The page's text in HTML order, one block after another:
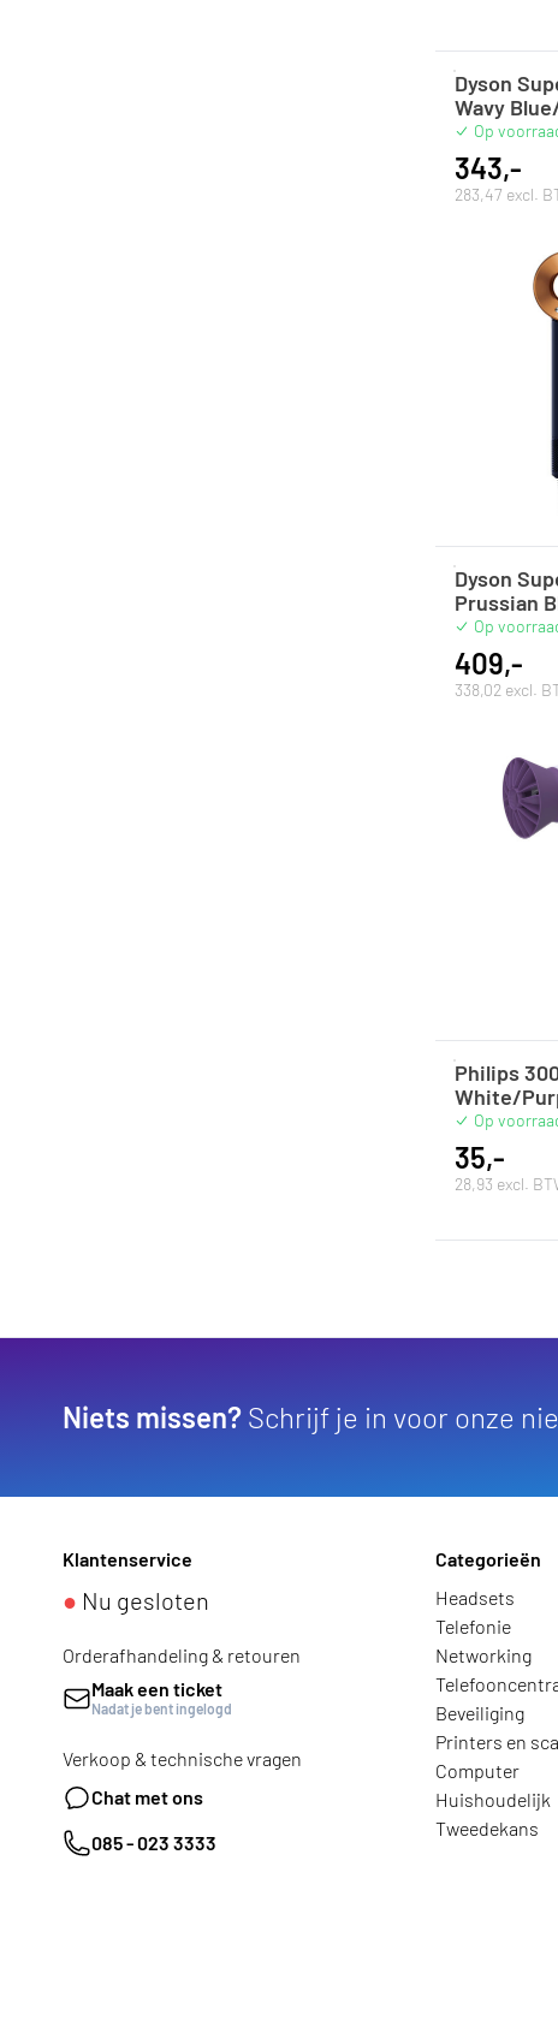
Dyson
Wavy
Op
343,-
283,47 excl.
Dyson
Prussian
Op
409,-
338,02 excl.
Philips
White/
Op
35,-
28,93 excl.
Niets missen? Schrijf je in voor onze
Klantenservice
● Nu gesloten
Orderafhandeling & retouren
Maak een ticket
Nadat je bent ingelogd
Verkoop & technische vragen
Chat met ons
085 - 023 3333
Categorieën
Headsets
Telefonie
Networking
Beveiliging
Printers en
Computer
Huishoudelijk
Tweedekans